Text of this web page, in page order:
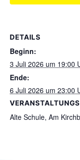
DETAILS
Beginn:
3 Juli 2026 um 19:00
Ende:
6 Juli 2026 um 23:00
Alte Schule, Am